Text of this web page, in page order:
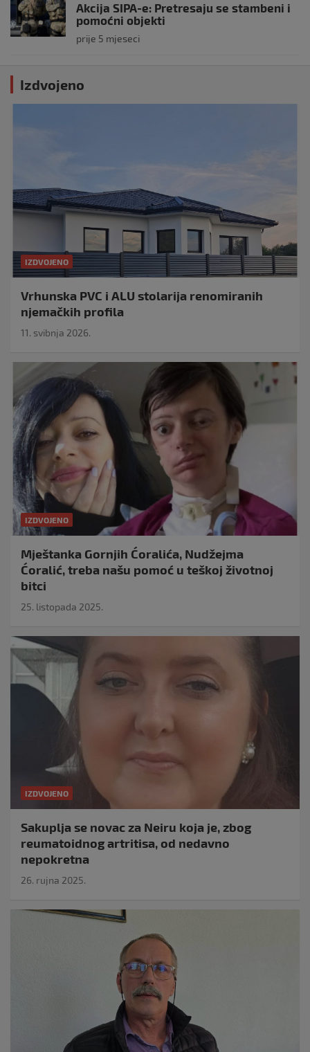
Akcija SIPA-e: Pretresaju se stambeni i
pomoćni objekti
prije 5 mjeseci
Izdvojeno
IZDVOJENO
Vrhunska PVC i ALU stolarija renomiranih
njemačkih profila
11. svibnja 2026.
IZDVOJENO
Mještanka Gornjih Ćoralića, Nudžejma
Ćoralić, treba našu pomoć u teškoj životnoj
bitci
25. listopada 2025.
IZDVOJENO
Sakuplja se novac za Neiru koja je, zbog
reumatoidnog artritisa, od nedavno
nepokretna
26. rujna 2025.